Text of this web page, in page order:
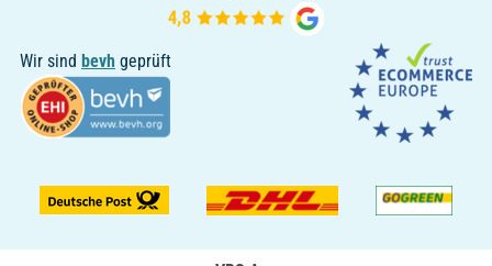
Wir sind bevh geprüft